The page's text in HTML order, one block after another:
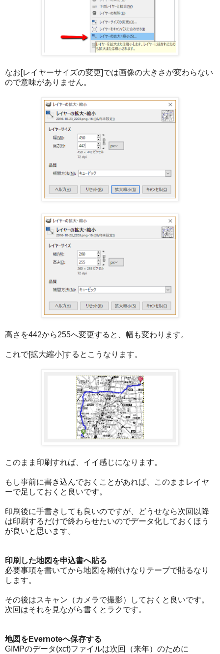
なお[レイヤーサイズの変更]では画像の大きさが変わらない
ので意味がありません。
高さを442から255へ変更すると、幅も変わります。
これで[拡大縮小]するとこうなります。
このまま印刷すれば、イイ感じになります。
もし事前に書き込んでおくことがあれば、このままレイヤ
ーで足しておくと良いです。
印刷後に手書きしても良いのですが、どうせなら次回以降
は印刷するだけで終わらせたいのでデータ化しておくほう
が良いと思います。
印刷した地図を申込書へ貼る
必要事項を書いてから地図を糊付けなりテープで貼るなり
します。
その後はスキャン（カメラで撮影）しておくと良いです。
次回はそれを見ながら書くとラクです。
地図をEvernoteへ保存する
GIMPのデータ(xcf)ファイルは次回（来年）のために